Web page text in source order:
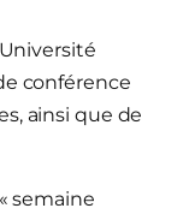
conférence
ainsi que de
semaine